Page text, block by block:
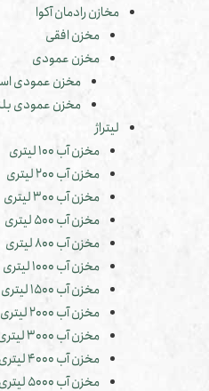
مخازن رادمان آکوا
مخزن افقی
مخزن عمودی
مخزن عمودی استاندارد
مخزن عمودی بلند
لیتراژ
مخزن آب 100 لیتری
مخزن آب 200 لیتری
مخزن آب 300 لیتری
مخزن آب 500 لیتری
مخزن آب 800 لیتری
مخزن آب 1000 لیتری
مخزن آب 1500 لیتری
مخزن آب 2000 لیتری
مخزن آب 3000 لیتری
مخزن آب 4000 لیتری
مخزن آب 5000 لیتری